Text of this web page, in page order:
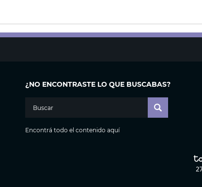
¿NO ENCONTRASTE LO QUE BUSCABAS?
Encontrá todo el contenido aquí